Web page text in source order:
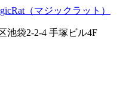
池袋2-2-4 手塚ビル4F